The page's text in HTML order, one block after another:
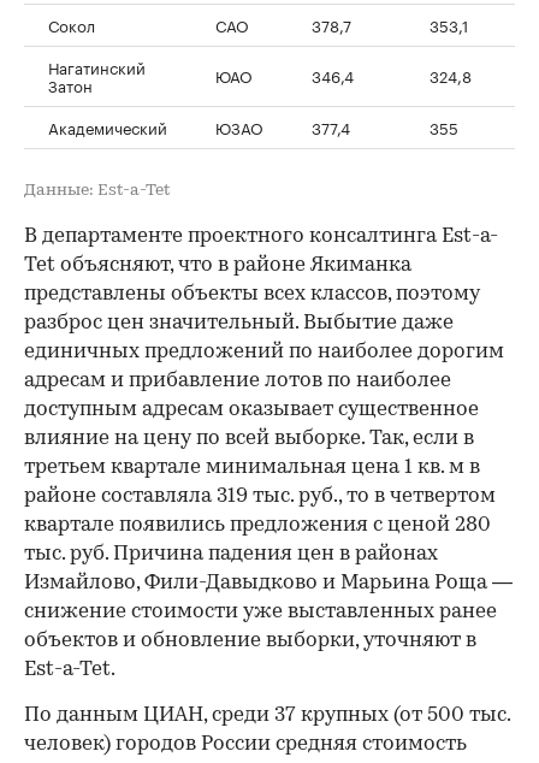
Сокол
САО 378,7
353,1
Нагатинский
Затон ЮАО 346,4 324,8
Академический ЮЗАО 377,4 355
Данные: Est-a-Tet
В департаменте проектного консалтинга Est-a-
Tet объясняют, что в районе Якиманка
представлены объекты всех классов, поэтому
разброс цен значительный. Выбытие даже
единичных предложений по наиболее дорогим
адресам и прибавление лотов по наиболее
доступным адресам оказывает существенное
влияние на цену по всей выборке. Так, если в
третьем квартале минимальная цена 1 кв. м в
районе составляла 319 тыс. руб., то в четвертом
квартале появились предложения с ценой 280
тыс. руб. Причина падения цен в районах
Измайлово, Фили-Давыдково и Марьина Роща —
снижение стоимости уже выставленных ранее
объектов и обновление выборки, уточняют в
Est-a-Tet.
По данным ЦИАН, среди 37 крупных (от 500 тыс.
человек) городов России средняя стоимость